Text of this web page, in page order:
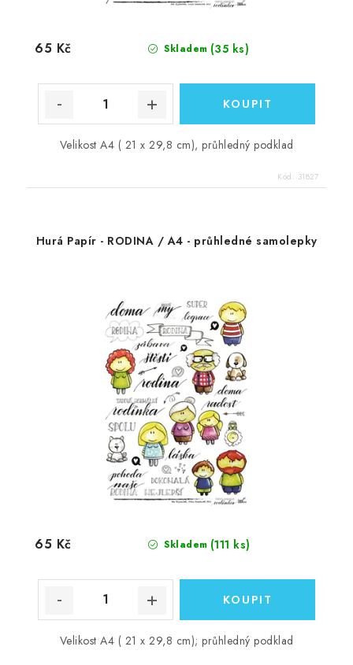
Skladem (35 ks)
65 Kč
Velikost A4 ( 21 x 29,8 cm), průhledný podklad
Kód: 31827
Hurá Papír - RODINA / A4 - průhledné samolepky
Skladem (111 ks)
65 Kč
Velikost A4 ( 21 x 29,8 cm); průhledný podklad